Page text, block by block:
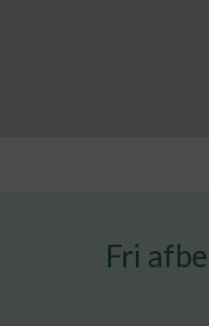
Fri